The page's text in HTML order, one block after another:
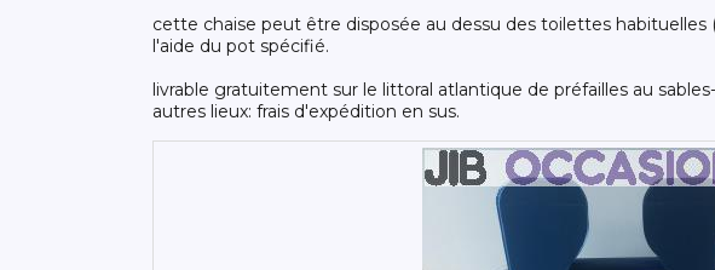
cette chaise peut être disposée au dessu des toilettes
l'aide du pot spécifié.
livrable gratuitement sur le littoral atlantique de préfailles au
autres lieux: frais d'expédition en sus.